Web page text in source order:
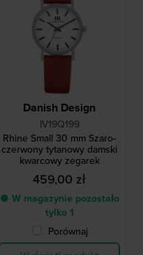
Danish Design
IV19Q199
Rhine Small 30 mm Szaro-
czerwony tytanowy damski
kwarcowy zegarek
459,00 zł
● W magazynie pozostało
tylko 1
Porównaj